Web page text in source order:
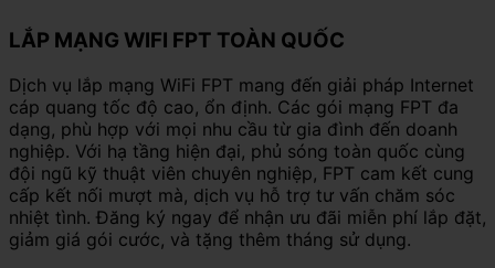
LẮP MẠNG WIFI FPT TOÀN QUỐC
Dịch vụ lắp mạng WiFi FPT mang đến giải pháp Internet
cáp quang tốc độ cao, ổn định. Các gói mạng FPT đa
dạng, phù hợp với mọi nhu cầu từ gia đình đến doanh
nghiệp. Với hạ tầng hiện đại, phủ sóng toàn quốc cùng
đội ngũ kỹ thuật viên chuyên nghiệp, FPT cam kết cung
cấp kết nối mượt mà, dịch vụ hỗ trợ tư vấn chăm sóc
nhiệt tình. Đăng ký ngay để nhận ưu đãi miễn phí lắp đặt,
giảm giá gói cước, và tặng thêm tháng sử dụng.